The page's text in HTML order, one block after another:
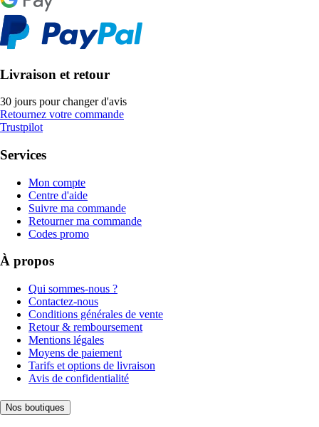
Livraison et retour
30 jours pour changer d'avis
Retournez votre commande
Trustpilot
Services
Mon compte
Centre d'aide
Suivre ma commande
Retourner ma commande
Codes promo
À propos
Qui sommes-nous ?
Contactez-nous
Conditions générales de vente
Retour & remboursement
Mentions légales
Moyens de paiement
Tarifs et options de livraison
Avis de confidentialité
Nos boutiques